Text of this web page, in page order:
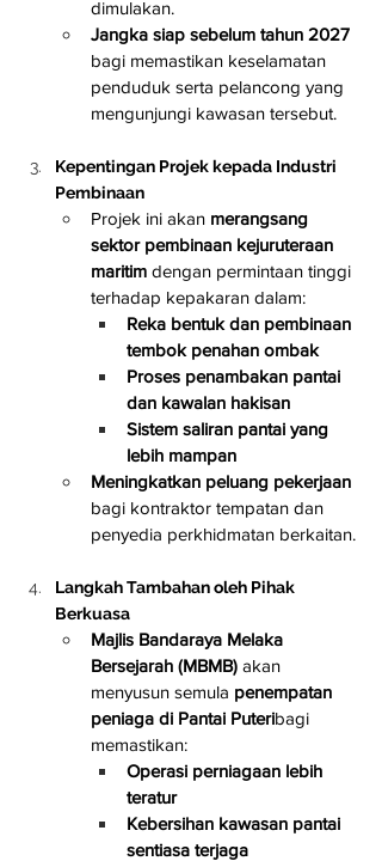
dimulakan.
Jangka siap sebelum tahun 2027
bagi memastikan keselamatan
penduduk serta pelancong yang
mengunjungi kawasan tersebut.
Kepentingan Projek kepada Industri
Pembinaan
Projek ini akan merangsang
sektor pembinaan kejuruteraan
maritim dengan permintaan tinggi
terhadap kepakaran dalam:
Reka bentuk dan pembinaan
tembok penahan ombak
Proses penambakan pantai
dan kawalan hakisan
Sistem saliran pantai yang
lebih mampan
Meningkatkan peluang pekerjaan
bagi kontraktor tempatan dan
penyedia perkhidmatan berkaitan.
Langkah Tambahan oleh Pihak
Berkuasa
Majlis Bandaraya Melaka
Bersejarah (MBMB) akan
menyusun semula penempatan
peniaga di Pantai Puteribagi
memastikan:
Operasi perniagaan lebih
teratur
Kebersihan kawasan pantai
sentiasa terjaga